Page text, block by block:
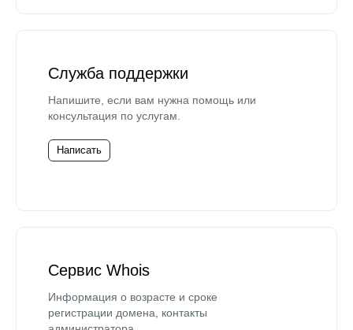
Служба поддержки
Напишите, если вам нужна помощь или
консультация по услугам.
Написать
Сервис Whois
Информация о возрасте и сроке
регистрации домена, контакты